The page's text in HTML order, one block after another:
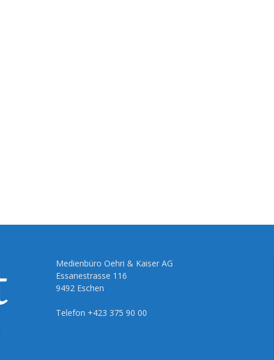
Medienbüro Oehri & Kaiser AG
Essanestrasse 116
9492 Eschen
Telefon +423 375 90 00